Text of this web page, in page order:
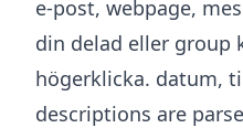
e-post, webpage,
din delad eller group
högerklicka. datum,
descriptions are